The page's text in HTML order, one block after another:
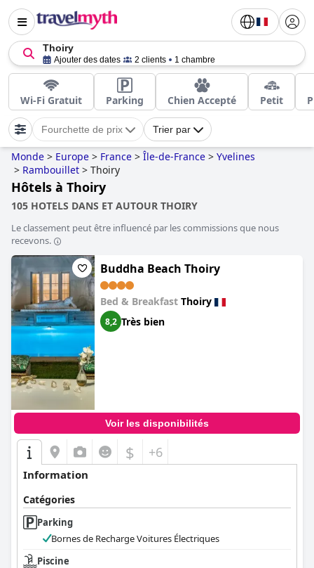
Thoiry
Ajouter des dates 2 clients 1 chambre
Wi-Fi Gratuit Parking Chien Accepté Petit
Fourchette de prix Trier par
Monde > Europe > France > Île-de-France > Yvelines
> Rambouillet > Thoiry
Hôtels à Thoiry
105 HOTELS DANS ET AUTOUR THOIRY
Le classement peut être influencé par les commissions que nous
recevons.
Buddha Beach Thoiry
Bed & Breakfast Thoiry
8,2 Très bien
Voir les disponibilités
$ +6
Information
Catégories
Parking
Bornes de Recharge Voitures Électriques
Piscine